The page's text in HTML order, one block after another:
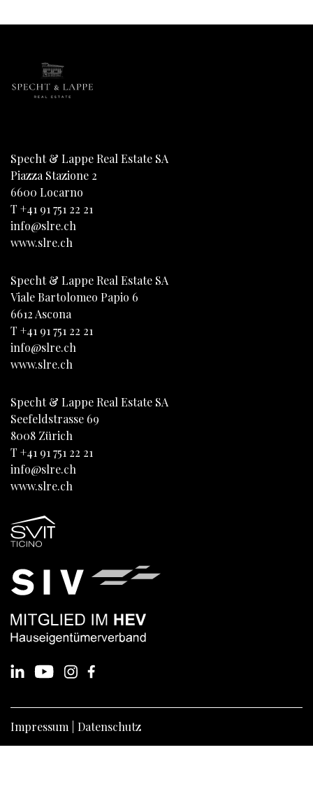
Specht & Lappe Real Estate SA
Piazza Stazione 2
6600 Locarno
T +41 91 751 22 21
info@slre.ch
www.slre.ch
Specht & Lappe Real Estate SA
Viale Bartolomeo Papio 6
6612 Ascona
T +41 91 751 22 21
info@slre.ch
www.slre.ch
Specht & Lappe Real Estate SA
Seefeldstrasse 69
8008 Zürich
T +41 91 751 22 21
info@slre.ch
www.slre.ch
Impressum Datenschutz